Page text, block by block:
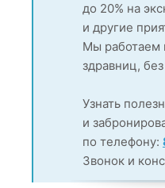
до 20% на
и другие
Мы работаем
здравниц,
Узнать
и
по телефону:
Звонок и